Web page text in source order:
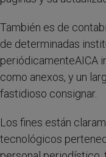
También es de
de determinadas
periódicamenteAICA
como anexos, y un
fastidioso consignar.
Los fines están
tecnológicos